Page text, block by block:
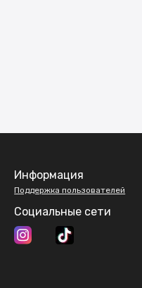
Информация
Поддержка пользователей
Социальные сети